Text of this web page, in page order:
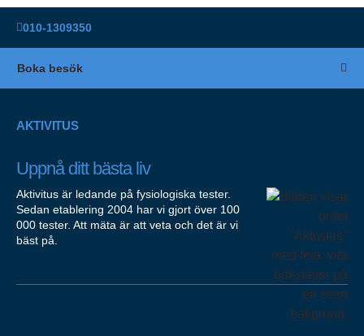
010-1309350
Boka besök
AKTIVITUS
Uppnå ditt bästa liv
Aktivitus är ledande på fysiologiska tester.
Sedan etablering 2004 har vi gjort över 100
000 tester. Att mäta är att veta och det är vi
bäst på.